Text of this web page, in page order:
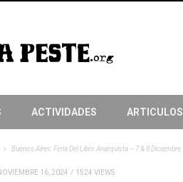
ACTIVIDADES ARTICULOS
Buenos Aires: Feria Del Libro Anarquista – 7 & 8 Diciembre
16, 2024 / 1524 VIEWS